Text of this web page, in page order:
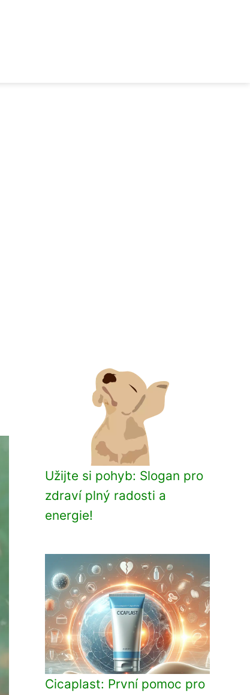
Užijte si pohyb: Slogan pro
zdraví plný radosti a
energie!
Cicaplast: První pomoc pro